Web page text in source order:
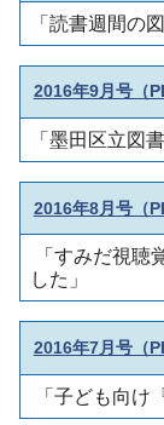
「読書週間の
2016年9月号（
「墨田区立図
2016年8月号（
「すみだ視聴
した」
2016年7月号（
「子ども向け